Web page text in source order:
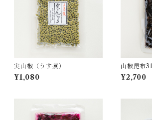
実山椒（うす煮）
¥1,080
山椒昆布
¥2,700